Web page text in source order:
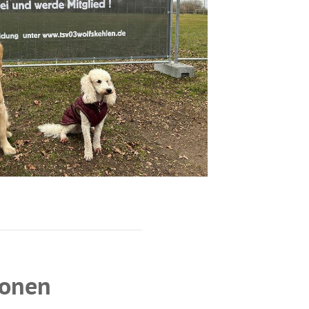
03 Wolfskehlen
Str. 1
Riedstadt
info@tsv03wolfskehlen.de